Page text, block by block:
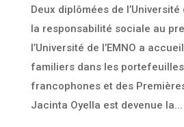
Deux diplômées de l’Université
la responsabilité sociale au
l’Université de l’EMNO a
familiers dans les
francophones et des
Jacinta Oyella est devenue la...